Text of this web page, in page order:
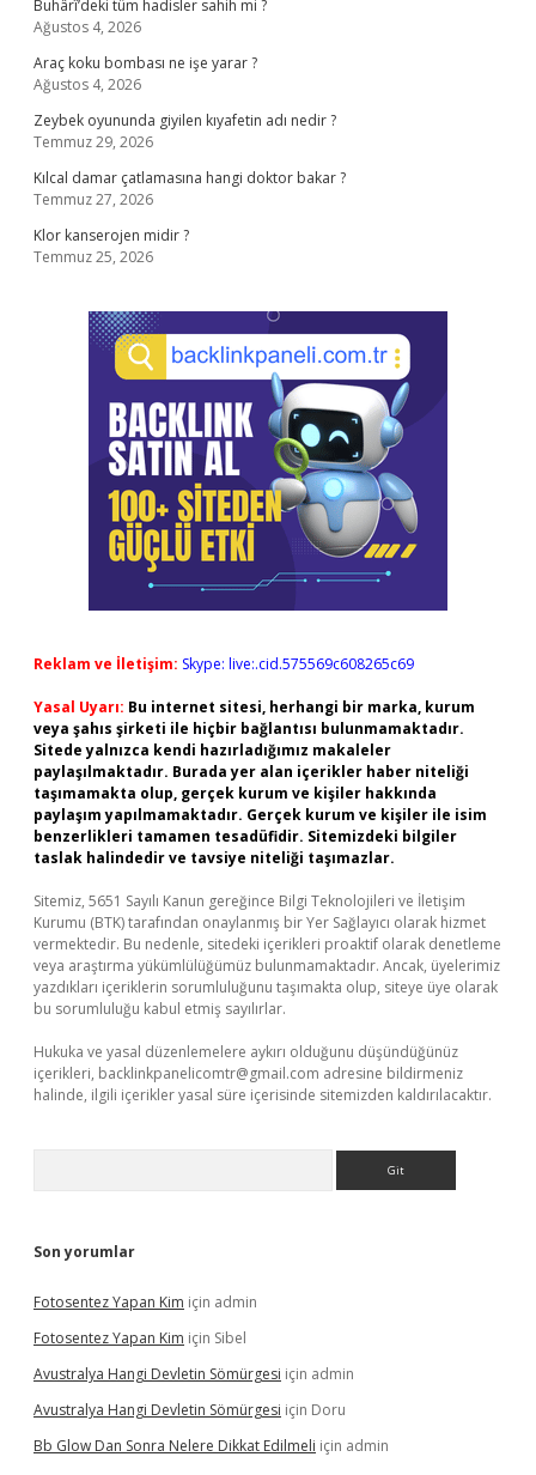
Buhârî’deki tüm hadisler sahih mi ?
Ağustos 4, 2026
Araç koku bombası ne işe yarar ?
Ağustos 4, 2026
Zeybek oyununda giyilen kıyafetin adı nedir ?
Temmuz 29, 2026
Kılcal damar çatlamasına hangi doktor bakar ?
Temmuz 27, 2026
Klor kanserojen midir ?
Temmuz 25, 2026
Reklam ve İletişim: Skype: live:.cid.575569c608265c69
Yasal Uyarı: Bu internet sitesi, herhangi bir marka, kurum
veya şahıs şirketi ile hiçbir bağlantısı bulunmamaktadır.
Sitede yalnızca kendi hazırladığımız makaleler
paylaşılmaktadır. Burada yer alan içerikler haber niteliği
taşımamakta olup, gerçek kurum ve kişiler hakkında
paylaşım yapılmamaktadır. Gerçek kurum ve kişiler ile isim
benzerlikleri tamamen tesadüfidir. Sitemizdeki bilgiler
taslak halindedir ve tavsiye niteliği taşımazlar.
Sitemiz, 5651 Sayılı Kanun gereğince Bilgi Teknolojileri ve İletişim
Kurumu (BTK) tarafından onaylanmış bir Yer Sağlayıcı olarak hizmet
vermektedir. Bu nedenle, sitedeki içerikleri proaktif olarak denetleme
veya araştırma yükümlülüğümüz bulunmamaktadır. Ancak, üyelerimiz
yazdıkları içeriklerin sorumluluğunu taşımakta olup, siteye üye olarak
bu sorumluluğu kabul etmiş sayılırlar.
Hukuka ve yasal düzenlemelere aykırı olduğunu düşündüğünüz
içerikleri, backlinkpanelicomtr@gmail.com adresine bildirmeniz
halinde, ilgili içerikler yasal süre içerisinde sitemizden kaldırılacaktır.
Son yorumlar
Fotosentez Yapan Kim için admin
Fotosentez Yapan Kim için Sibel
Avustralya Hangi Devletin Sömürgesi için admin
Avustralya Hangi Devletin Sömürgesi için Doru
Bb Glow Dan Sonra Nelere Dikkat Edilmeli için admin